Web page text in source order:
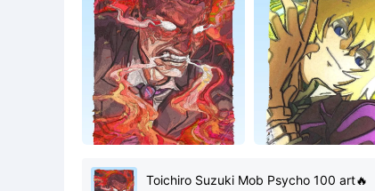
Toichiro Suzuki Mob Psycho 100 art🔥